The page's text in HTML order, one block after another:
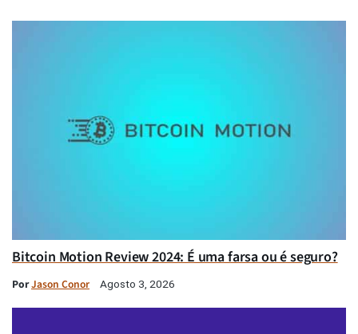
Bitcoin Motion Review 2024: É uma farsa ou é seguro?
PorJason Conor Agosto 3, 2026